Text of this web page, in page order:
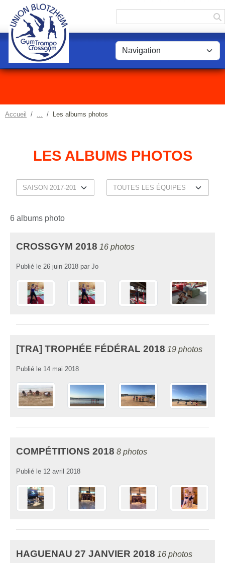
Accueil Les albums photos
LES ALBUMS PHOTOS
6 albums photo
CROSSGYM 2018 16 photos
Publié le 26 juin 2018 par Jo
[TRA] TROPHÉE FÉDÉRAL 2018 19 photos
Publié le 14 mai 2018
COMPÉTITIONS 2018 8 photos
Publié le 12 avril 2018
HAGUENAU 27 JANVIER 2018 16 photos
Panneau de gestion des cookies